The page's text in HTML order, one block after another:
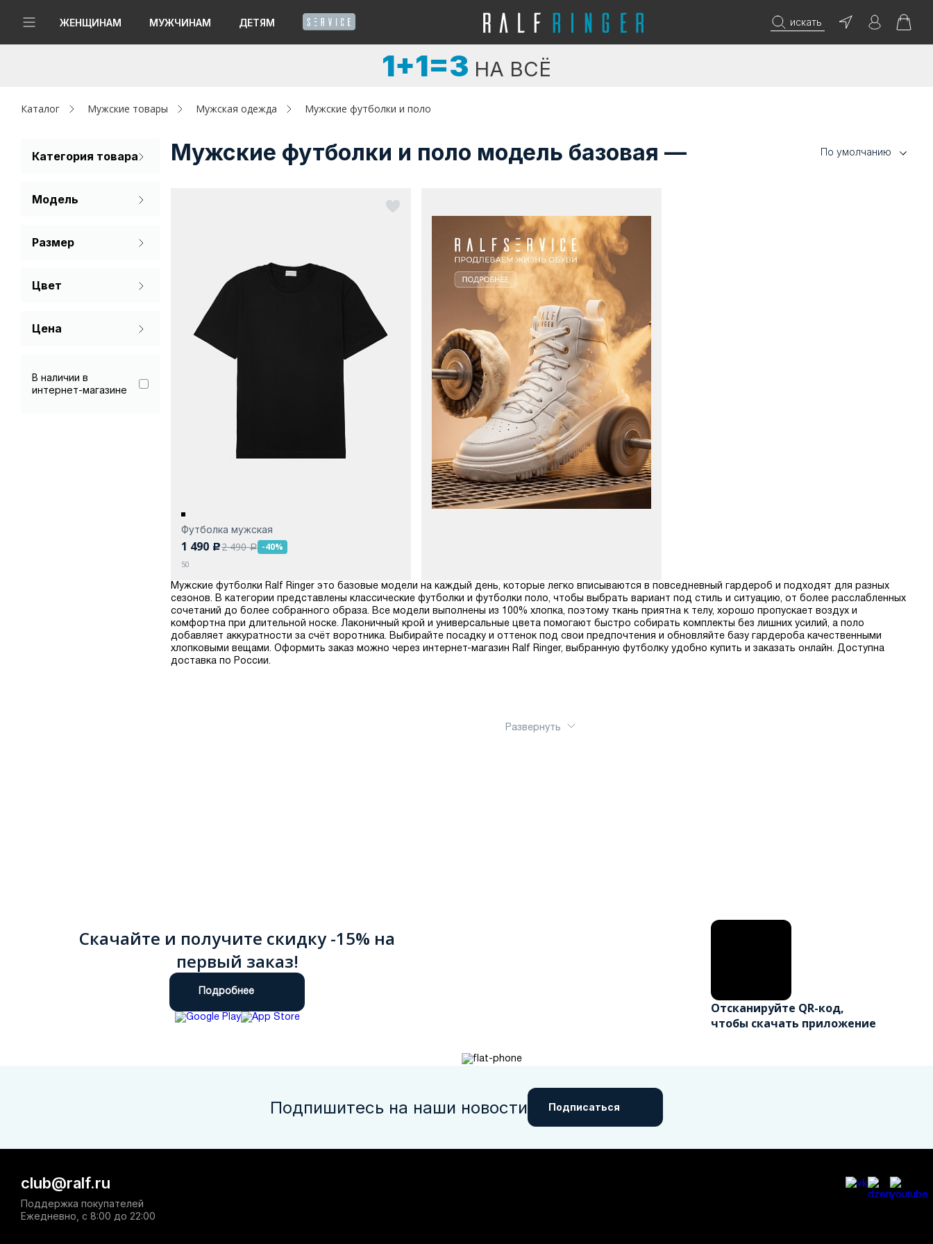
ЖЕНЩИНАМ МУЖЧИНАМ ДЕТЯМ искать
Женщинам
Капсула
Аутлет
1+1=3 НА ВСЁ
Каталог Мужские товары Мужская одежда Мужские футболки и поло
Категория товара
Модель
Размер
Цвет
Цена
В наличии в
интернет-магазине
Мужские футболки и поло модель базовая — По умолчанию
Футболка мужская
1 490 c2 490a -40%
50
Мужские футболки Ralf Ringer это базовые модели на каждый день, которые легко вписываются в повседневный гардероб и подходят для разных
сезонов. В категории представлены классические футболки и футболки поло, чтобы выбрать вариант под стиль и ситуацию, от более расслабленных
сочетаний до более собранного образа. Все модели выполнены из 100% хлопка, поэтому ткань приятна к телу, хорошо пропускает воздух и
комфортна при длительной носке. Лаконичный крой и универсальные цвета помогают быстро собирать комплекты без лишних усилий, а поло
добавляет аккуратности за счёт воротника. Выбирайте посадку и оттенок под свои предпочтения и обновляйте базу гардероба качественными
хлопковыми вещами. Оформить заказ можно через интернет-магазин Ralf Ringer, выбранную футболку удобно купить и заказать онлайн. Доступна
доставка по России.
Развернуть
Скачайте и получите скидку -15% на
первый заказ!
Подробнее
Отсканируйте QR-код,
чтобы скачать приложение
Подпишитесь на наши новости Подписаться
club@ralf.ru
Поддержка покупателей
Ежедневно, с 8:00 до 22:00